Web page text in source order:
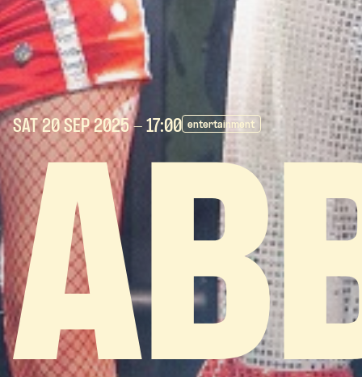
SAT 20 SEP2025- 17:00 entertainment